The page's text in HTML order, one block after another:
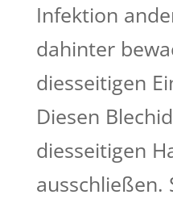
Infektion
dahinter
diesseitigen
Diesen
diesseitigen
ausschließen.